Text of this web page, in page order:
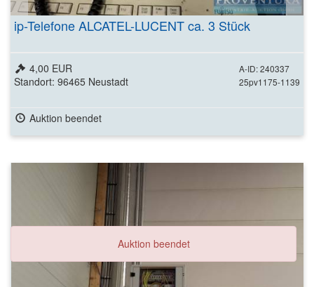
ip-Telefone ALCATEL-LUCENT ca. 3 Stück
A-ID: 240337
25pv1175-1139
4,00 EUR
Standort: 96465 Neustadt
Auktion beendet
Auktion beendet